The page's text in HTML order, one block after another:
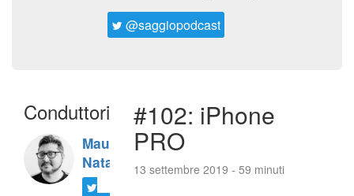
@saggiopodcast
Conduttori
Maurizio
Natali
#102: iPhone
PRO
13 settembre 2019 - 59 minuti